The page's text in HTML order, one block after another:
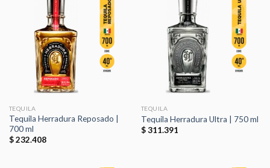
Añadir
a la
lista de
deseos
TEQUILA
Tequila Herradura Reposado |
700 ml
$232.408
Añadir
a la
lista de
deseos
TEQUILA
Tequila Herradura Ultra | 750 ml
$311.391